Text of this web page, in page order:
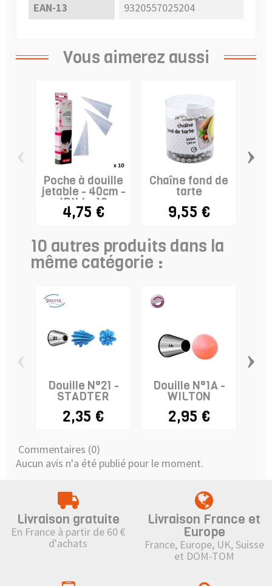
EAN-13 9320557025204
Vous aimerez aussi
Poche à douille
jetable - 40cm -
IBILI x 10
4,75 €
Chaîne fond de
tarte
9,55 €
›
10 autres produits dans la
même catégorie :
Douille N°21 -
STADTER
2,35 €
Douille N°1A -
WILTON
2,95 €
›
Commentaires (0)
Aucun avis n'a été publié pour le moment.
Livraison gratuite
En France à partir de 60 €
d'achats
Livraison France et
Europe
France, Europe, UK, Suisse
et DOM-TOM